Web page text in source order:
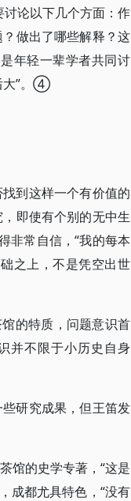
论以下几个方面：作
做出了哪些解释？这
年轻一辈学者共同讨
大”。④
到这样一个有价值的
即使有个别的无中生
非常自信，“我的每本
之上，不是凭空出世
的特质，问题意识首
并不限于小历史自身
研究成果，但王笛发
馆的史学专著，“这是
成都尤具特色，“没有